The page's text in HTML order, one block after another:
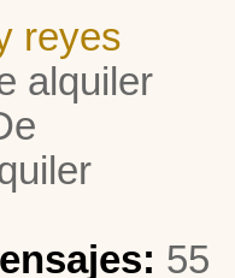
reyes
alquiler
55